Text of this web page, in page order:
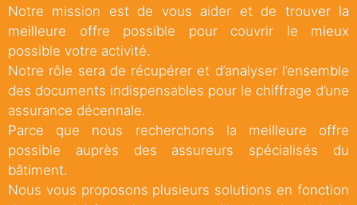
Notre mission est de vous aider et de trouver la
meilleure offre possible pour couvrir le mieux
possible votre activité.
Notre rôle sera de récupérer et d’analyser l’ensemble
des documents indispensables pour le chiffrage d’une
assurance décennale.
Parce que nous recherchons la meilleure offre
possible auprès des assureurs spécialisés du
bâtiment.
Nous vous proposons plusieurs solutions en fonction